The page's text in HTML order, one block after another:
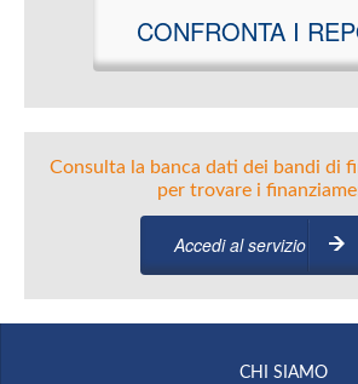
CONFRONTA I
Consulta la banca dati dei bandi di
per trovare i
Accedi al servizio
CHI SIAMO